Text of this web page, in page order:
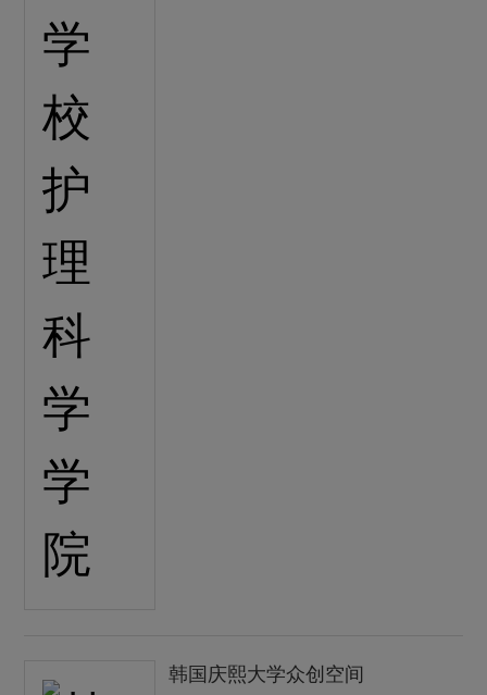
韩国庆熙大学众创空间